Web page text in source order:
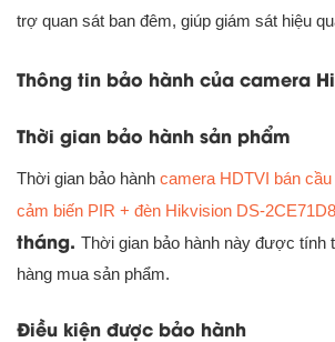
trợ quan sát ban đêm, giúp giám sát hiệu
Thông tin bảo hành của camera
Thời gian bảo hành sản phẩm
Thời gian bảo hành camera HDTVI bán
cảm biến PIR + đèn Hikvision DS-
tháng. Thời gian bảo hành này được tính
hàng mua sản phẩm.
Điều kiện được bảo hành